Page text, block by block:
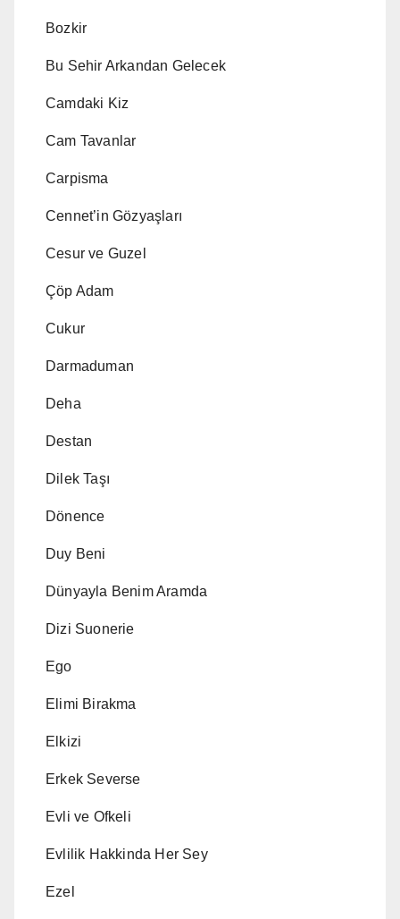
Bozkir
Bu Sehir Arkandan Gelecek
Camdaki Kiz
Cam Tavanlar
Carpisma
Cennet’in Gözyaşları
Cesur ve Guzel
Çöp Adam
Cukur
Darmaduman
Deha
Destan
Dilek Taşı
Dönence
Duy Beni
Dünyayla Benim Aramda
Dizi Suonerie
Ego
Elimi Birakma
Elkizi
Erkek Severse
Evli ve Ofkeli
Evlilik Hakkinda Her Sey
Ezel